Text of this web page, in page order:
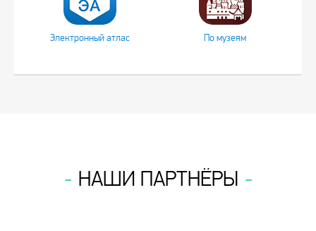
Электронный атлас По музеям
НАШИ ПАРТНЁРЫ